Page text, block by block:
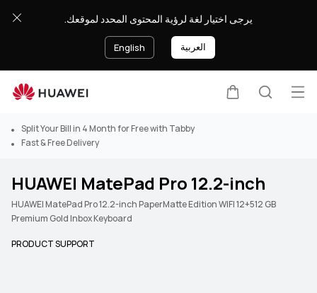
يرجى اختيار لغة لرؤية المحتوى المحدد لموقعك.
English العربية
Split Your Bill in 4 Month for Free with Tabby
Fast & Free Delivery
HUAWEI MatePad Pro 12.2-inch
HUAWEI MatePad Pro 12.2-inch PaperMatte Edition WIFI 12+512 GB
Premium Gold Inbox Keyboard
PRODUCT SUPPORT